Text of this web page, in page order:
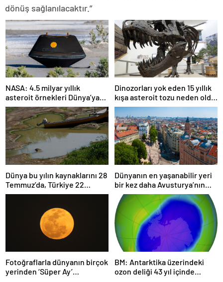
dönüş sağlanılacaktır.”
NASA: 4.5 milyar yıllık
asteroit örnekleri Dünya’ya
getirildi; yaşamın
başlangıcına ışık tutabilir
Dinozorları yok eden 15 yıllık
kışa asteroit tozu neden oldu
| Araştırma
Dünya bu yılın kaynaklarını 28
Temmuz’da, Türkiye 22
Haziran’da tüketti
Dünyanın en yaşanabilir yeri
bir kez daha Avusturya’nın
başkenti Viyana oldu
Fotoğraflarla dünyanın birçok
yerinden ‘Süper Ay’
BM: Antarktika üzerindeki
ozon deliği 43 yıl içinde